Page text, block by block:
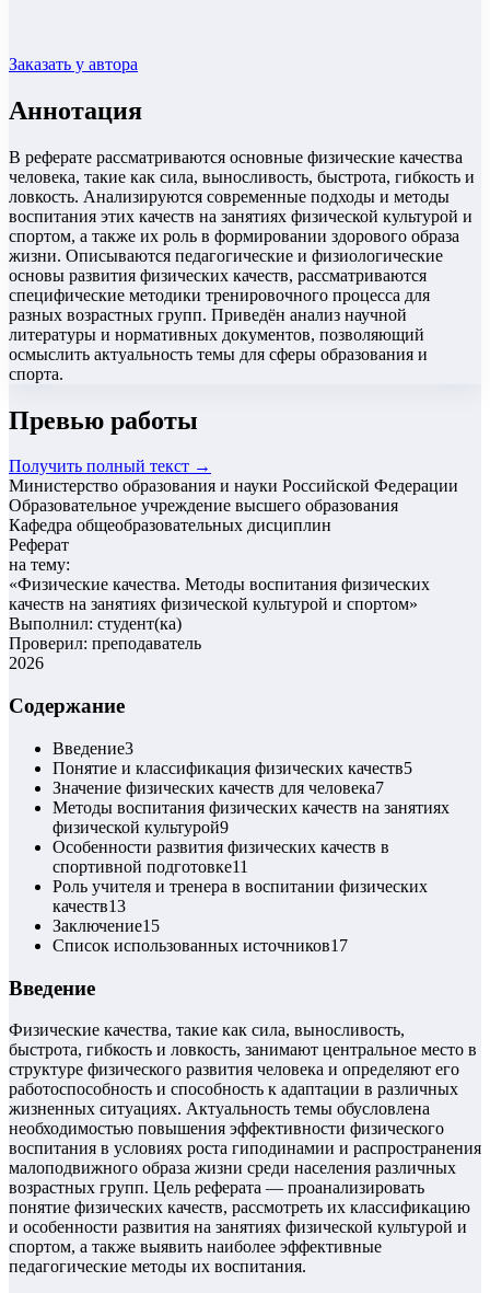
Заказать у автора
Аннотация
В реферате рассматриваются основные физические качества
человека, такие как сила, выносливость, быстрота, гибкость и
ловкость. Анализируются современные подходы и методы
воспитания этих качеств на занятиях физической культурой и
спортом, а также их роль в формировании здорового образа
жизни. Описываются педагогические и физиологические
основы развития физических качеств, рассматриваются
специфические методики тренировочного процесса для
разных возрастных групп. Приведён анализ научной
литературы и нормативных документов, позволяющий
осмыслить актуальность темы для сферы образования и
спорта.
Превью работы
Получить полный текст →
Министерство образования и науки Российской Федерации
Образовательное учреждение высшего образования
Кафедра общеобразовательных дисциплин
Реферат
на тему:
«Физические качества. Методы воспитания физических
качеств на занятиях физической культурой и спортом»
Выполнил: студент(ка)
Проверил: преподаватель
2026
Содержание
Введение3
Понятие и классификация физических качеств5
Значение физических качеств для человека7
Методы воспитания физических качеств на занятиях
физической культурой9
Особенности развития физических качеств в
спортивной подготовке11
Роль учителя и тренера в воспитании физических
качеств13
Заключение15
Список использованных источников17
Введение
Физические качества, такие как сила, выносливость,
быстрота, гибкость и ловкость, занимают центральное место в
структуре физического развития человека и определяют его
работоспособность и способность к адаптации в различных
жизненных ситуациях. Актуальность темы обусловлена
необходимостью повышения эффективности физического
воспитания в условиях роста гиподинамии и распространения
малоподвижного образа жизни среди населения различных
возрастных групп. Цель реферата — проанализировать
понятие физических качеств, рассмотреть их классификацию
и особенности развития на занятиях физической культурой и
спортом, а также выявить наиболее эффективные
педагогические методы их воспитания.